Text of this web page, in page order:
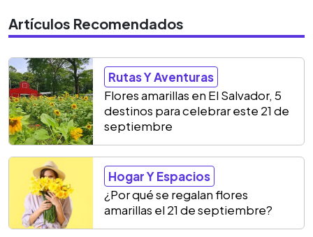
Artículos Recomendados
Rutas Y Aventuras
Flores amarillas en El Salvador, 5
destinos para celebrar este 21 de
septiembre
Hogar Y Espacios
¿Por qué se regalan flores
amarillas el 21 de septiembre?